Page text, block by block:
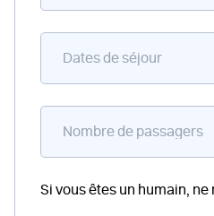
bateau
Si vous êtes un humain,